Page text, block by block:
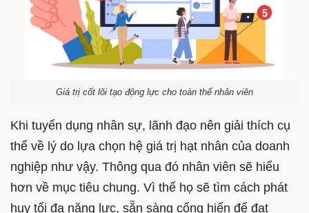
Giá trị cốt lõi tạo động lực cho toàn thể nhân viên
Khi tuyển dụng nhân sự, lãnh đạo nên giải thích cụ
thể về lý do lựa chọn hệ giá trị hạt nhân của doanh
nghiệp như vậy. Thông qua đó nhân viên sẽ hiểu
hơn về mục tiêu chung. Vì thế họ sẽ tìm cách phát
huy tối đa năng lực, sẵn sàng cống hiến để đạt